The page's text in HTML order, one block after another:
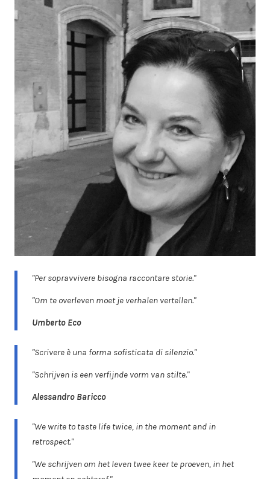
"Per sopravvivere bisogna raccontare storie."
"Om te overleven moet je verhalen vertellen."
Umberto Eco
"Scrivere è una forma sofisticata di silenzio."
"Schrijven is een verfijnde vorm van stilte."
Alessandro Baricco
"We write to taste life twice, in the moment and in
retrospect."
"We schrijven om het leven twee keer te proeven, in het